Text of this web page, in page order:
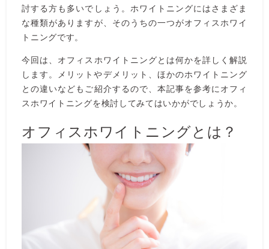
討する方も多いでしょう。ホワイトニングにはさまざま
な種類がありますが、そのうちの一つがオフィスホワイ
トニングです。
今回は、オフィスホワイトニングとは何かを詳しく解説
します。メリットやデメリット、ほかのホワイトニング
との違いなどもご紹介するので、本記事を参考にオフィ
スホワイトニングを検討してみてはいかがでしょうか。
オフィスホワイトニングとは？